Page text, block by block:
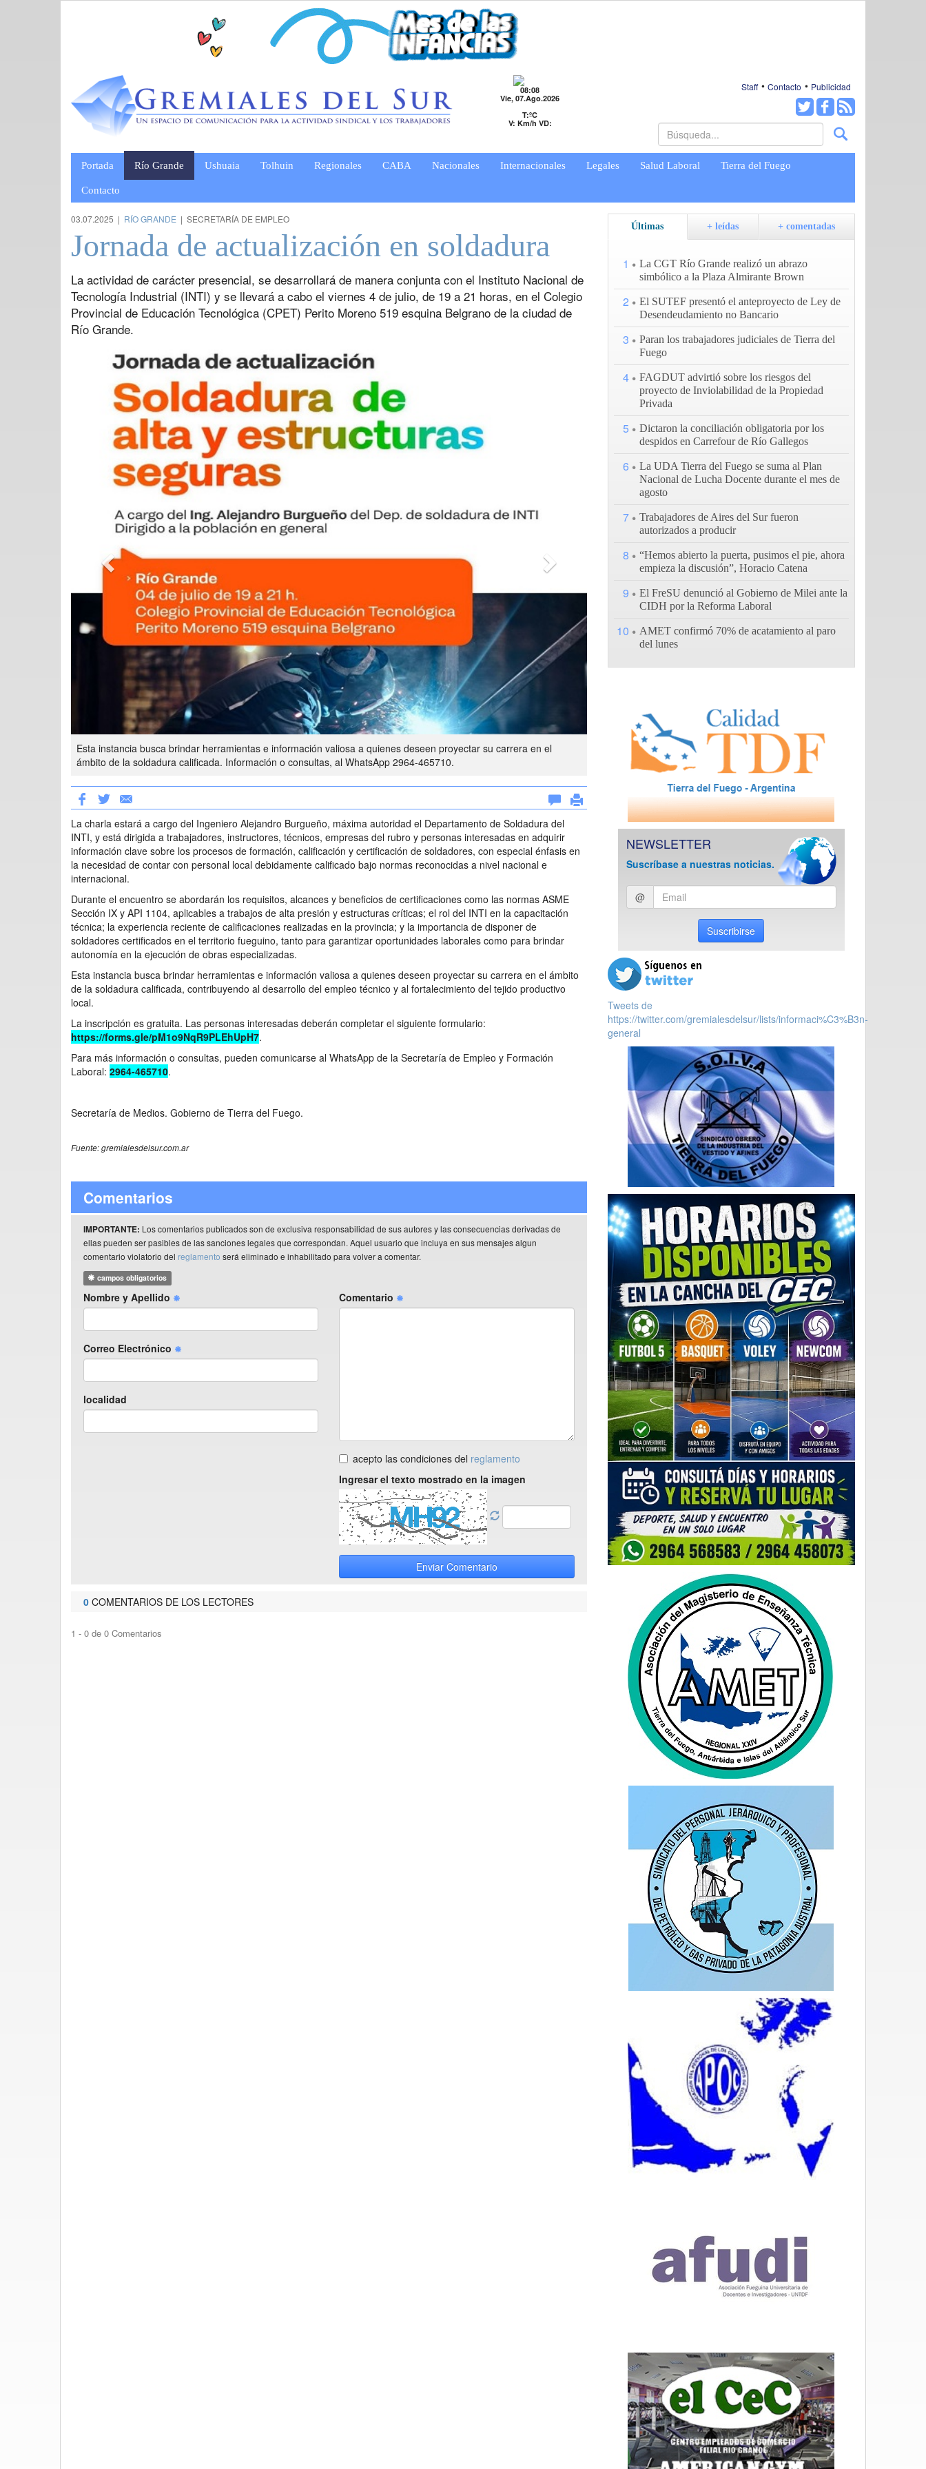
08:08
Vie, 07.Ago.2026
T:ºC
V: Km/h VD:
Staff Contacto Publicidad
Portada Río Grande Ushuaia Tolhuin Regionales CABA Nacionales Internacionales Legales Salud Laboral Tierra del Fuego
Contacto
03.07.2025 | RÍO GRANDE | SECRETARÍA DE EMPLEO
Jornada de actualización en soldadura
La actividad de carácter presencial, se desarrollará de manera conjunta con el Instituto Nacional de
Tecnología Industrial (INTI) y se llevará a cabo el viernes 4 de julio, de 19 a 21 horas, en el Colegio
Provincial de Educación Tecnológica (CPET) Perito Moreno 519 esquina Belgrano de la ciudad de
Río Grande.
Esta instancia busca brindar herramientas e información valiosa a quienes deseen proyectar su carrera en el
ámbito de la soldadura calificada. Información o consultas, al WhatsApp 2964-465710.
Previous
La charla estará a cargo del Ingeniero Alejandro Burgueño, máxima autoridad el Departamento de Soldadura del
INTI, y está dirigida a trabajadores, instructores, técnicos, empresas del rubro y personas interesadas en adquirir
información clave sobre los procesos de formación, calificación y certificación de soldadores, con especial énfasis en
la necesidad de contar con personal local debidamente calificado bajo normas reconocidas a nivel nacional e
internacional.
Durante el encuentro se abordarán los requisitos, alcances y beneficios de certificaciones como las normas ASME
Sección IX y API 1104, aplicables a trabajos de alta presión y estructuras críticas; el rol del INTI en la capacitación
técnica; la experiencia reciente de calificaciones realizadas en la provincia; y la importancia de disponer de
soldadores certificados en el territorio fueguino, tanto para garantizar oportunidades laborales como para brindar
autonomía en la ejecución de obras especializadas.
Esta instancia busca brindar herramientas e información valiosa a quienes deseen proyectar su carrera en el ámbito
de la soldadura calificada, contribuyendo al desarrollo del empleo técnico y al fortalecimiento del tejido productivo
local.
La inscripción es gratuita. Las personas interesadas deberán completar el siguiente formulario:
https://forms.gle/pM1o9NqR9PLEhUpH7.
Para más información o consultas, pueden comunicarse al WhatsApp de la Secretaría de Empleo y Formación
Laboral: 2964-465710.
Secretaría de Medios. Gobierno de Tierra del Fuego.
Fuente: gremialesdelsur.com.ar
Comentarios
IMPORTANTE: Los comentarios publicados son de exclusiva responsabilidad de sus autores y las consecuencias derivadas de
ellas pueden ser pasibles de las sanciones legales que correspondan. Aquel usuario que incluya en sus mensajes algun
comentario violatorio del reglamento será eliminado e inhabilitado para volver a comentar.
campos obligatorios
Nombre y Apellido
Correo Electrónico
localidad
Comentario
acepto las condiciones del reglamento
Ingresar el texto mostrado en la imagen
Enviar Comentario
0 COMENTARIOS DE LOS LECTORES
1 - 0 de 0 Comentarios
Últimas + leídas + comentadas
1
La CGT Río Grande realizó un abrazo
simbólico a la Plaza Almirante Brown
2
El SUTEF presentó el anteproyecto de Ley de
Desendeudamiento no Bancario
3
Paran los trabajadores judiciales de Tierra del
Fuego
4
FAGDUT advirtió sobre los riesgos del
proyecto de Inviolabilidad de la Propiedad
Privada
5
Dictaron la conciliación obligatoria por los
despidos en Carrefour de Río Gallegos
6
La UDA Tierra del Fuego se suma al Plan
Nacional de Lucha Docente durante el mes de
agosto
7
Trabajadores de Aires del Sur fueron
autorizados a producir
8
“Hemos abierto la puerta, pusimos el pie, ahora
empieza la discusión”, Horacio Catena
9
El FreSU denunció al Gobierno de Milei ante la
CIDH por la Reforma Laboral
10
AMET confirmó 70% de acatamiento al paro
del lunes
NEWSLETTER
Suscríbase a nuestras noticias.
Ingresar
email
@
Suscribirse
Tweets de
https://twitter.com/gremialesdelsur/lists/informaci%C3%B3n-
general